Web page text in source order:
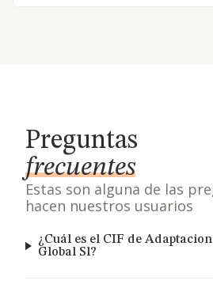
Preguntas
frecuentes
Estas son alguna de las
hacen nuestros usuarios
¿Cuál es el CIF de
Global Sl?